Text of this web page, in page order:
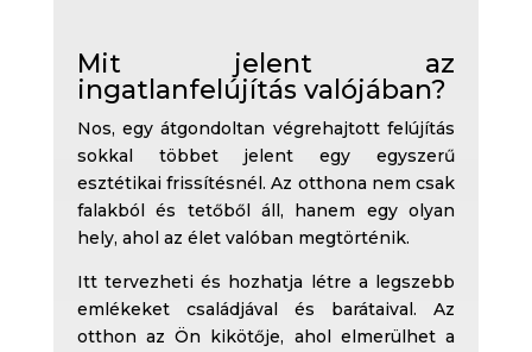
Mit jelent az
ingatlanfelújítás valójában?
Nos, egy átgondoltan végrehajtott felújítás
sokkal többet jelent egy egyszerű
esztétikai frissítésnél. Az otthona nem csak
falakból és tetőből áll, hanem egy olyan
hely, ahol az élet valóban megtörténik.
Itt tervezheti és hozhatja létre a legszebb
emlékeket családjával és barátaival. Az
otthon az Ön kikötője, ahol elmerülhet a